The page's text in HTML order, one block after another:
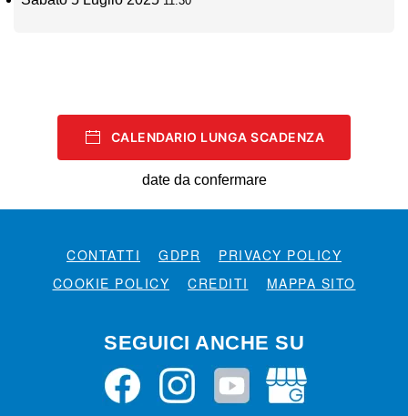
CALENDARIO LUNGA SCADENZA
date da confermare
CONTATTI GDPR
PRIVACY POLICY
COOKIE POLICY
CREDITI MAPPA SITO
SEGUICI ANCHE SU